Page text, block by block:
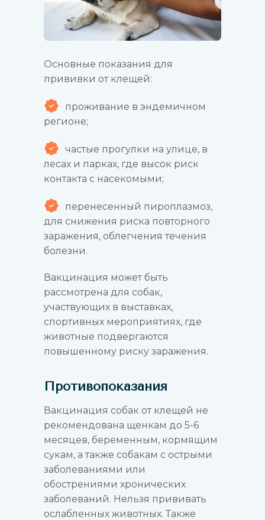
Основные показания для
прививки от клещей:
проживание в эндемичном
регионе;
частые прогулки на улице, в
лесах и парках, где высок риск
контакта с насекомыми;
перенесенный пироплазмоз,
для снижения риска повторного
заражения, облегчения течения
болезни.
Вакцинация может быть
рассмотрена для собак,
участвующих в выставках,
спортивных мероприятиях, где
животные подвергаются
повышенному риску заражения.
Противопоказания
Вакцинация собак от клещей не
рекомендована щенкам до 5-6
месяцев, беременным, кормящим
сукам, а также собакам с острыми
заболеваниями или
обострениями хронических
заболеваний. Нельзя прививать
ослабленных животных. Также